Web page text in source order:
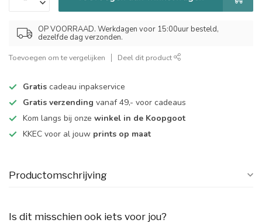
OP VOORRAAD. Werkdagen voor 15:00uur besteld,
dezelfde dag verzonden.
Toevoegen om te vergelijken Deel dit product
Gratis cadeau inpakservice
Gratis verzending vanaf 49,- voor cadeaus
Kom langs bij onze winkel in de Koopgoot
KKEC voor al jouw prints op maat
Productomschrijving
Is dit misschien ook iets voor jou?